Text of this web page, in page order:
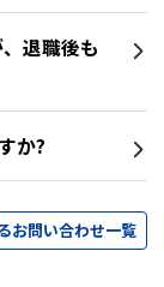
退職後も
か?
お問い合わせ一覧